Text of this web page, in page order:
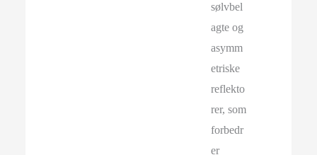
sølvbel
agte og
asymm
etriske
reflekto
rer, som
forbedr
er